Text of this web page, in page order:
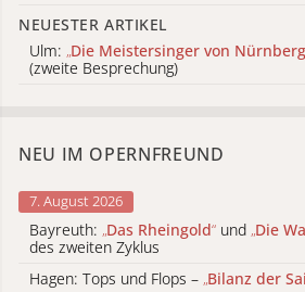
NEUESTER ARTIKEL
Ulm: „Die Meistersinger von Nürnberg
(zweite Besprechung)
NEU IM OPERNFREUND
7. August 2026
Bayreuth: „Das Rheingold“ und „Die
des zweiten Zyklus
Hagen: Tops und Flops – „Bilanz der